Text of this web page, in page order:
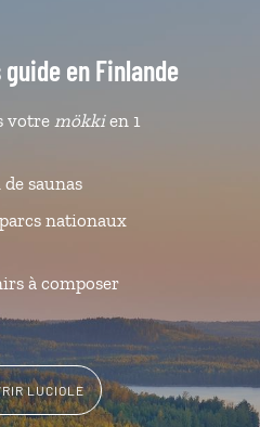
en Finlande
votre mökkien 1
saunas
nationaux
à composer
LUCIOLE